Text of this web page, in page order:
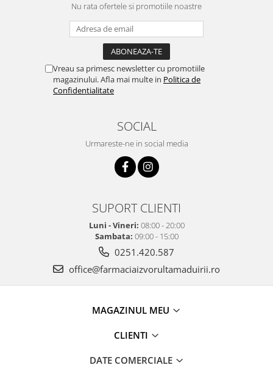
Nu rata ofertele si promotiile noastre
Vreau sa primesc newsletter cu promotiile
magazinului. Afla mai multe in Politica de
Confidentialitate
SOCIAL
Urmareste-ne in social media
SUPORT CLIENTI
Luni - Vineri: 08:00 - 20:00
Sambata: 09:00 - 15:00
0251.420.587
office@farmaciaizvorultamaduirii.ro
MAGAZINUL MEU
CLIENTI
DATE COMERCIALE